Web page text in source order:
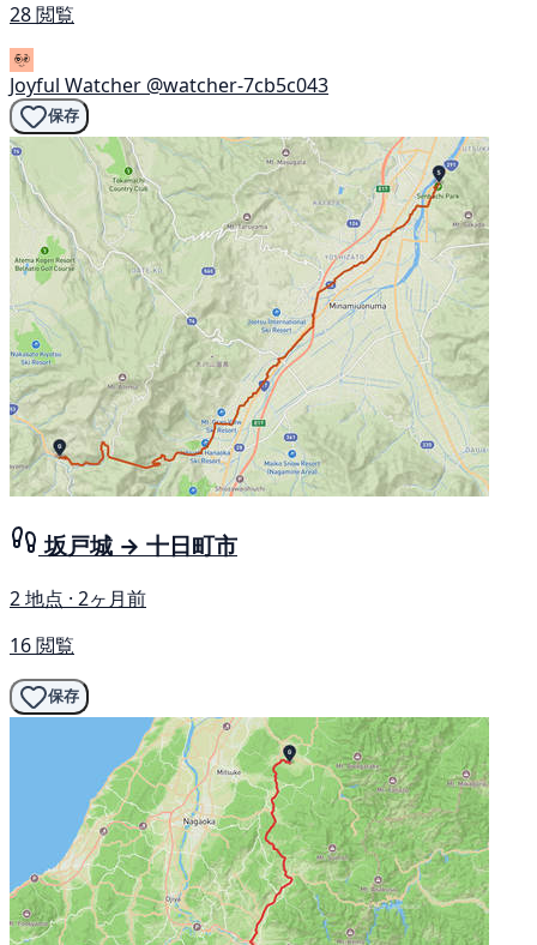
28 閲覧
Joyful Watcher @watcher-7cb5c043
保存
坂戸城 → 十日町市
2 地点 · 2ヶ月前
16 閲覧
保存